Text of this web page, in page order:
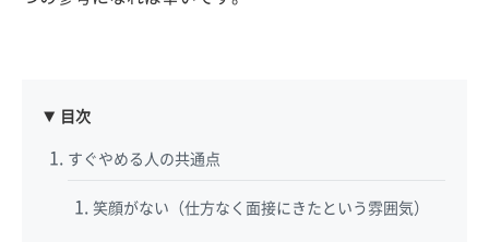
目次
すぐやめる人の共通点
笑顔がない（仕方なく面接にきたという雰囲気）